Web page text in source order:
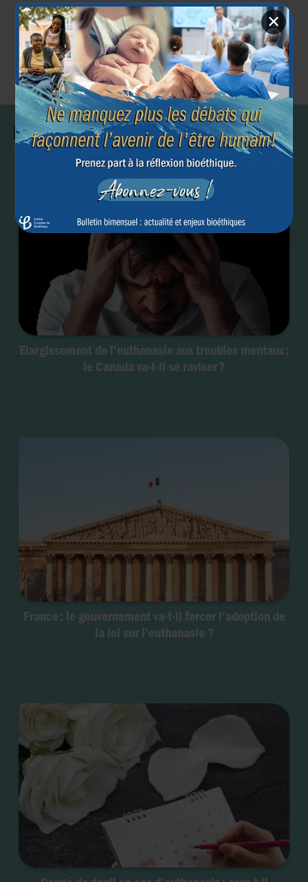
Article précédent
←
Article suivant
→
✕
Euthanasie Fin de vie
Elargissement de l’euthanasie aux troubles mentaux :
le Canada va-t-il se raviser ?
France : le gouvernement va-t-il forcer l’adoption de
la loi sur l’euthanasie ?